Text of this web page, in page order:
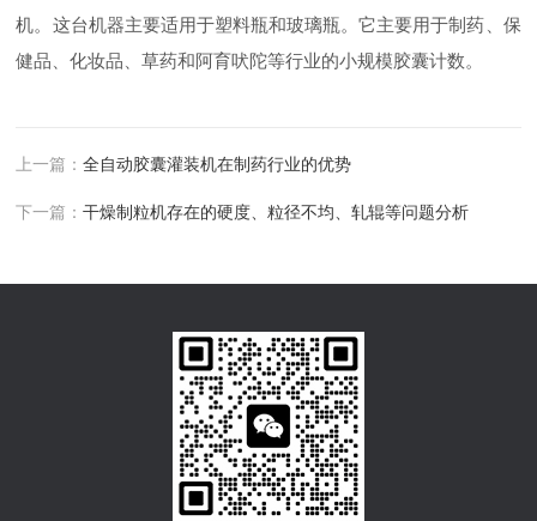
机。这台机器主要适用于塑料瓶和玻璃瓶。它主要用于制药、保
健品、化妆品、草药和阿育吠陀等行业的小规模胶囊计数。
上一篇：全自动胶囊灌装机在制药行业的优势
下一篇：干燥制粒机存在的硬度、粒径不均、轧辊等问题分析